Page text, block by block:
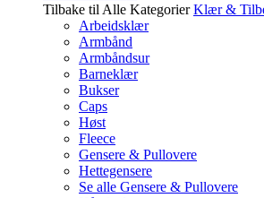
Tilbake til Alle Kategorier Klær &
Arbeidsklær
Armbånd
Armbåndsur
Barneklær
Bukser
Caps
Høst
Fleece
Gensere & Pullovere
Hettegensere
Se alle Gensere & Pullovere